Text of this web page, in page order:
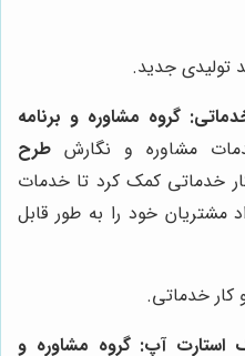
تولیدی جدید.
گروه مشاوره و برنامه
مشاوره و نگارش طرح
خدماتی کمک کرد تا خدمات
مشتریان خود را به طور قابل
خدماتی.
استارت آپ: گروه مشاوره و